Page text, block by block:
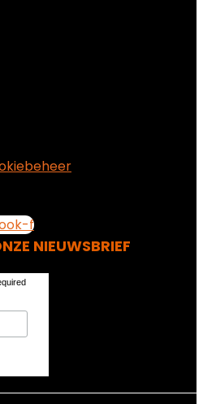
f
NIEUWSBRIEF